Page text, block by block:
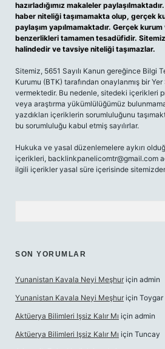
hazırladığımız makaleler
haber niteliği taşımamakta olup, gerçek
paylaşım yapılmamaktadır. Gerçek
benzerlikleri tamamen tesadüfidir.
halindedir ve tavsiye niteliği taşımazlar.
Sitemiz, 5651 Sayılı Kanun gereğince Bilgi
Kurumu (BTK) tarafından onaylanmış bir
vermektedir. Bu nedenle, sitedeki içerikleri
veya araştırma yükümlülüğümüz
yazdıkları içeriklerin sorumluluğunu
bu sorumluluğu kabul etmiş sayılırlar.
Hukuka ve yasal düzenlemelere aykırı
içerikleri, backlinkpanelicomtr@gmail.com
ilgili içerikler yasal süre içerisinde sitemizden
SON YORUMLAR
Yunanistan Kavala Neyi Meşhur için admin
Yunanistan Kavala Neyi Meşhur için Toygar
Aktüerya Bilimleri Işsiz Kalır Mı için admin
Aktüerya Bilimleri Işsiz Kalır Mı için Tuncay